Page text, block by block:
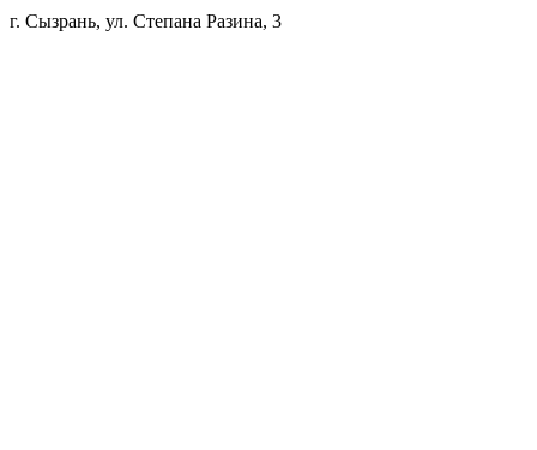
г. Сызрань, ул. Степана Разина, 3